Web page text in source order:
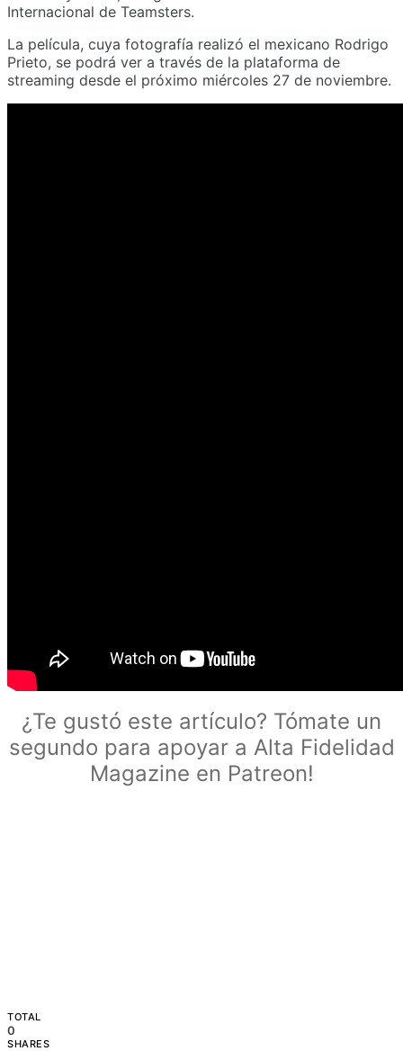
Internacional de Teamsters.
La película, cuya fotografía realizó el mexicano Rodrigo
Prieto, se podrá ver a través de la plataforma de
streaming desde el próximo miércoles 27 de noviembre.
¿Te gustó este artículo? Tómate un
segundo para apoyar a Alta Fidelidad
Magazine en Patreon!
TOTAL
0
SHARES